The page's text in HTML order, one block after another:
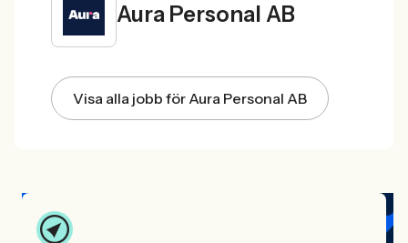
Aura Personal AB
Visa alla jobb för Aura Personal AB